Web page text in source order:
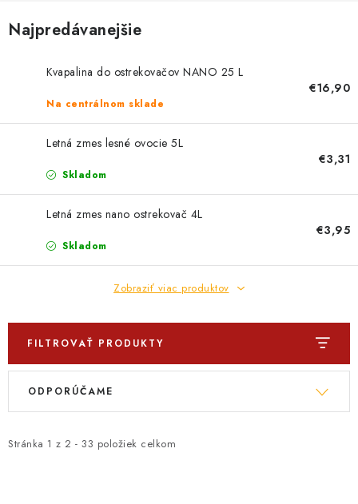
Ochrana osobných údajov
Doplnkové služby Profigaráž.sk
Newsletter z Profigaráž.sk
Darček k objednávke
Nákup na splátky Quatro - Profigaráž.sk
Kalkulačka Quatro
Najpredávanejšie
Kvapalina do ostrekovačov NANO 25 L
Na centrálnom sklade
€16,90
Letná zmes lesné ovocie 5L
Skladom
€3,31
Letná zmes nano ostrekovač 4L
Skladom
€3,95
Zobraziť viac produktov
FILTROVAŤ PRODUKTY
V
i
Stránka 1 z 2 - 33 položiek celkom
R
e
ODPORÚČAME